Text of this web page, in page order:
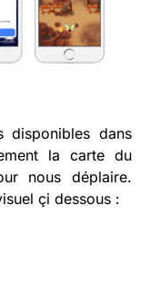
disponibles dans
la carte du
nous déplaire.
çi dessous :